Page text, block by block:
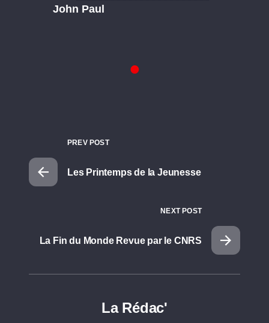
John Paul
PREV POST
Les Printemps de la Jeunesse
NEXT POST
La Fin du Monde Revue par le CNRS
La Rédac'